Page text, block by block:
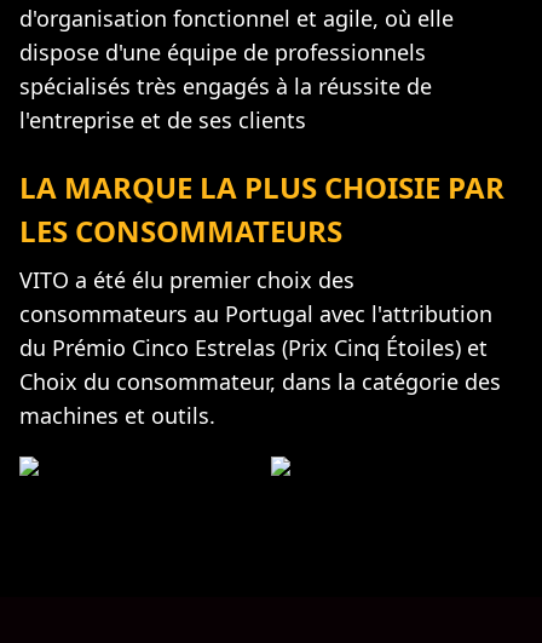
d'organisation fonctionnel et agile, où elle
dispose d'une équipe de professionnels
spécialisés très engagés à la réussite de
l'entreprise et de ses clients
LA MARQUE LA PLUS CHOISIE PAR
LES CONSOMMATEURS
VITO a été élu premier choix des
consommateurs au Portugal avec l'attribution
du Prémio Cinco Estrelas (Prix Cinq Étoiles) et
Choix du consommateur, dans la catégorie des
machines et outils.